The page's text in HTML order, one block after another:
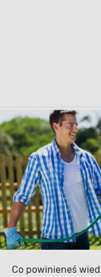
ogrodowych?